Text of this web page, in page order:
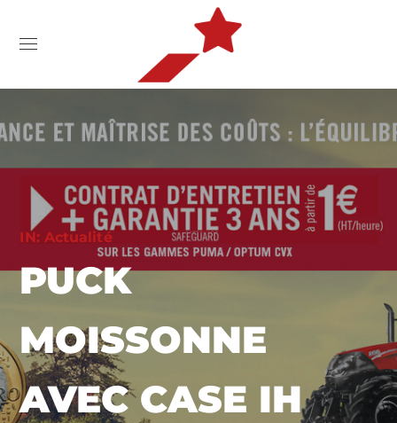
IN: Actualité
PUCK
MOISSONNE
AVEC CASE IH